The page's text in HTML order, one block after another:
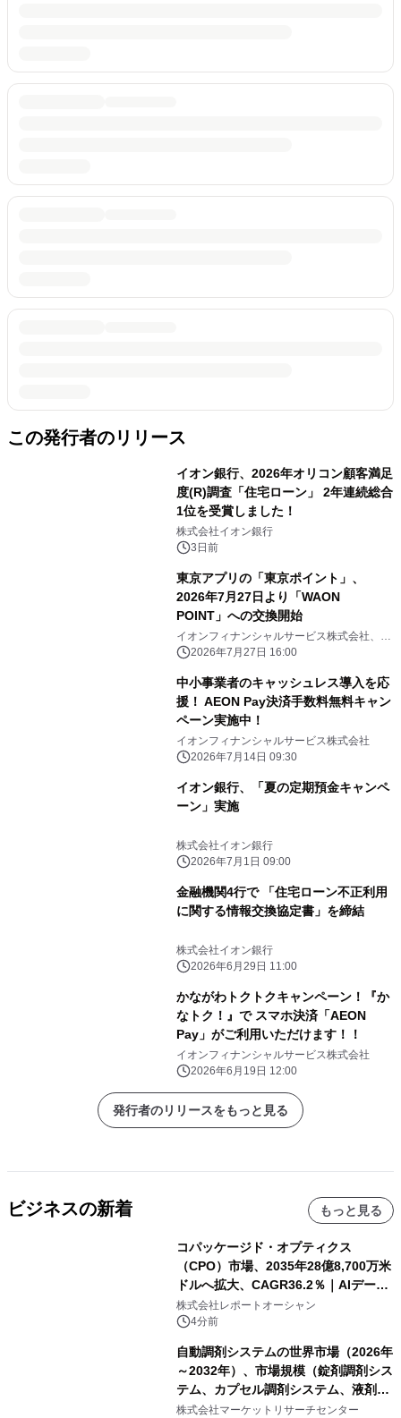
この発行者のリリース
イオン銀行、2026年オリコン顧客満足
度(R)調査「住宅ローン」 2年連続総合
1位を受賞しました！
株式会社イオン銀行
3日前
東京アプリの「東京ポイント」、
2026年7月27日より「WAON
POINT」への交換開始
イオンフィナンシャルサービス株式会社、イ
オンマーケティング株式会社
2026年7月27日 16:00
中小事業者のキャッシュレス導入を応
援！ AEON Pay決済手数料無料キャン
ペーン実施中！
イオンフィナンシャルサービス株式会社
2026年7月14日 09:30
イオン銀行、「夏の定期預金キャンペ
ーン」実施
株式会社イオン銀行
2026年7月1日 09:00
金融機関4行で 「住宅ローン不正利用
に関する情報交換協定書」を締結
株式会社イオン銀行
2026年6月29日 11:00
かながわトクトクキャンペーン！『か
なトク！』で スマホ決済「AEON
Pay」がご利用いただけます！！
イオンフィナンシャルサービス株式会社
2026年6月19日 12:00
発行者のリリースをもっと見る
ビジネスの新着 もっと見る
コパッケージド・オプティクス
（CPO）市場、2035年28億8,700万米
ドルへ拡大、CAGR36.2％｜AIデータ
センター・高速光通信需要が成長を加
速
株式会社レポートオーシャン
4分前
自動調剤システムの世界市場（2026年
～2032年）、市場規模（錠剤調剤シス
テム、カプセル調剤システム、液剤調
剤システム、その他）・分析レポート
株式会社マーケットリサーチセンター